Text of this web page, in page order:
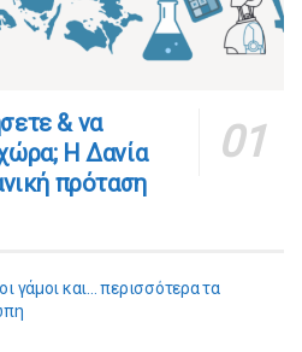
& να
Η Δανία
πρόταση
γάμοι και… περισσότερα τα